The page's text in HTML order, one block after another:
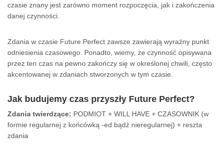
czasie znany jest zarówno moment rozpoczęcia, jak i zakończenia
danej czynności.
Zdania w czasie Future Perfect zawsze zawierają wyraźny punkt
odniesienia czasowego. Ponadto, wiemy, że czynność opisywana
przez ten czas na pewno zakończy się w określonej chwili, często
akcentowanej w zdaniach stworzonych w tym czasie.
Jak budujemy czas przyszły Future Perfect?
Zdania twierdzące: PODMIOT + WILL HAVE + CZASOWNIK (w
formie regularnej z końcówką -ed bądź nieregularnej) + reszta
zdania